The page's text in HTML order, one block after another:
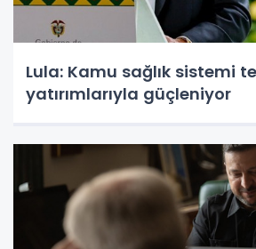
Lula: Kamu sağlık sistemi
yatırımlarıyla güçleniyor